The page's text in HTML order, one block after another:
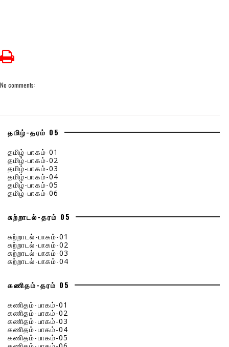
No comments:
தமிழ்-தரம் 05
தமிழ்-பாகம்-01
தமிழ்-பாகம்-02
தமிழ்-பாகம்-03
தமிழ்-பாகம்-04
தமிழ்-பாகம்-05
தமிழ்-பாகம்-06
சுற்றாடல்-தரம் 05
சுற்றாடல்-பாகம்-01
சுற்றாடல்-பாகம்-02
சுற்றாடல்-பாகம்-03
சுற்றாடல்-பாகம்-04
கணிதம்-தரம் 05
கணிதம்-பாகம்-01
கணிதம்-பாகம்-02
கணிதம்-பாகம்-03
கணிதம்-பாகம்-04
கணிதம்-பாகம்-05